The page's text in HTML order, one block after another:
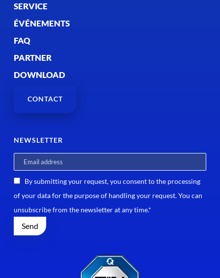
SERVICE
ÉVÉNEMENTS
FAQ
PARTNER
DOWNLOAD
CONTACT
NEWSLETTER
By submitting your request, you consent to the processing
of your data for the purpose of handling your request. You can
unsubscribe from the newsletter at any time.*